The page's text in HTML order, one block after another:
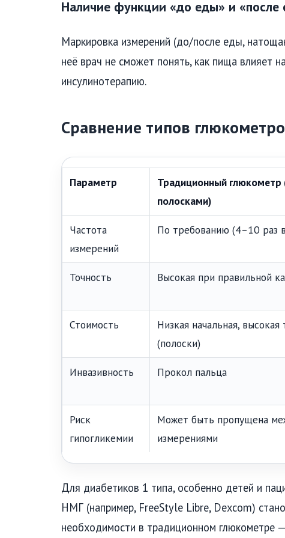
Наличие функции «до еды» и «после
Маркировка измерений (до/после еды,
неё врач не сможет понять, как пища влияет
инсулинотерапию.
Сравнение типов
Параметр
Традиционный глюкометр
полосками)
Частота
измерений
По требованию (4–10 раз
Точность Высокая при правильной
Стоимость
Низкая начальная,
(полоски)
Инвазивность Прокол пальца
Риск
гипогликемии
Может быть пропущена
измерениями
Для диабетиков 1 типа, особенно детей и
НМГ (например, FreeStyle Libre, Dexcom)
необходимости в традиционном глюкометре